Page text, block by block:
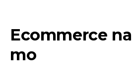
Ecommerce
mo